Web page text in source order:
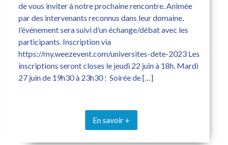
de vous inviter à notre prochaine rencontre. Animée
par des intervenants reconnus dans leur domaine,
l’événement sera suivi d’un échange/débat avec les
participants. Inscription via
https://my.weezevent.com/universites-dete-2023 Les
inscriptions seront closes le jeudi 22 juin à 18h. Mardi
27 juin de 19h30 à 23h30 : Soirée de […]
En savoir +